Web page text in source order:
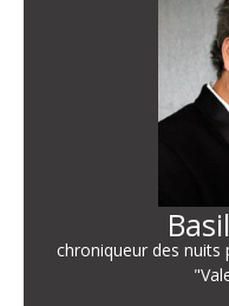
chroniqueur des nuits